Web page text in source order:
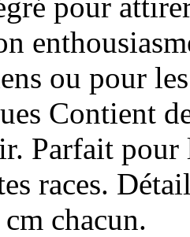
ou pour
Contient
Parfait
races.
chacun.